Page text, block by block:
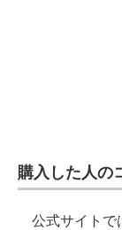
購入した人の
公式サイトで